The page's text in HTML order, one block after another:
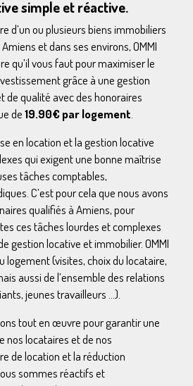
simple et réactive.
d’un ou plusieurs biens immobiliers
et dans ses environs, OMMI
qu’il vous faut pour maximiser le
grâce à une gestion
de qualité avec des honoraires
de19.90€ par logement
en location et la gestion locative
qui exigent une bonne maîtrise
tâches comptables,
C’est pour cela que nous avons
qualifiés à Amiens, pour
ces tâches lourdes et complexes
gestion locative et immobilier. OMMI
logement (visites, choix du locataire,
aussi de l’ensemble des relations
jeunes travailleurs …).
tout en œuvre pour garantir une
nos locataires et de nos
de location et la réduction
sommes réactifs et